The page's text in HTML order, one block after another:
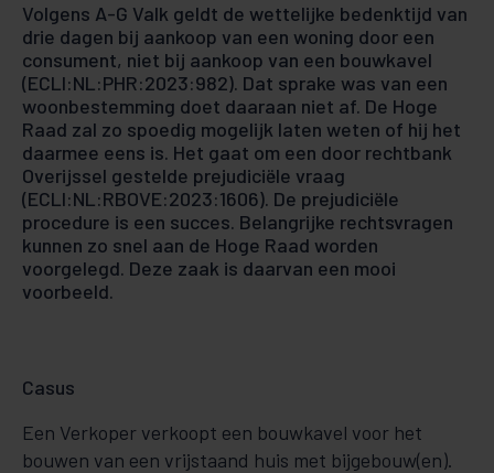
Volgens A-G Valk geldt de wettelijke bedenktijd van
drie dagen bij aankoop van een woning door een
consument, niet bij aankoop van een bouwkavel
(ECLI:NL:PHR:2023:982). Dat sprake was van een
woonbestemming doet daaraan niet af. De Hoge
Raad zal zo spoedig mogelijk laten weten of hij het
daarmee eens is. Het gaat om een door rechtbank
Overijssel gestelde prejudiciële vraag
(ECLI:NL:RBOVE:2023:1606). De prejudiciële
procedure is een succes. Belangrijke rechtsvragen
kunnen zo snel aan de Hoge Raad worden
voorgelegd. Deze zaak is daarvan een mooi
voorbeeld.
Casus
Een Verkoper verkoopt een bouwkavel voor het
bouwen van een vrijstaand huis met bijgebouw(en).